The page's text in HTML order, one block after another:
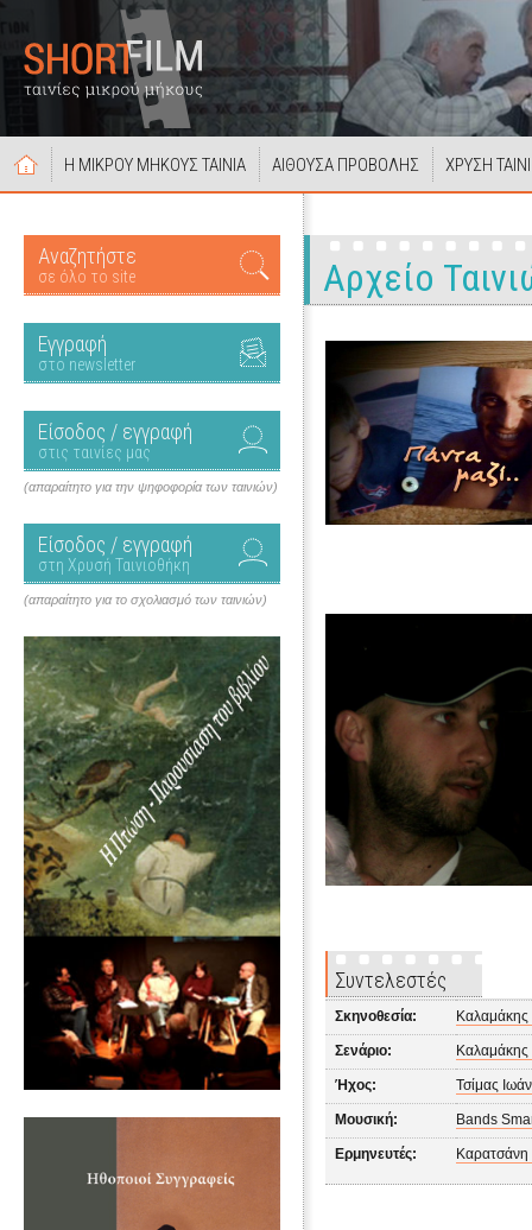
Η ΜΙΚΡΟΥ ΜΗΚΟΥΣ ΤΑΙΝΙΑ ΑΙΘΟΥΣΑ ΠΡΟΒΟΛΗΣ ΧΡΥΣΗ
Αναζητήστε
σε όλο το site
Εγγραφή
στο newsletter
Είσοδος / εγγραφή
στις ταινίες μας
(απαραίτητο για την ψηφοφορία των ταινιών)
Είσοδος / εγγραφή
στη Χρυσή Ταινιοθήκη
(απαραίτητο για το σχολιασμό των ταινιών)
Αρχείο
Συντελεστές
Σκηνοθεσία: Καλαμάκης
Σενάριο: Καλαμάκης
Ήχος: Τσίμας
Μουσική: Bands
Ερμηνευτές: Καρατσάνη